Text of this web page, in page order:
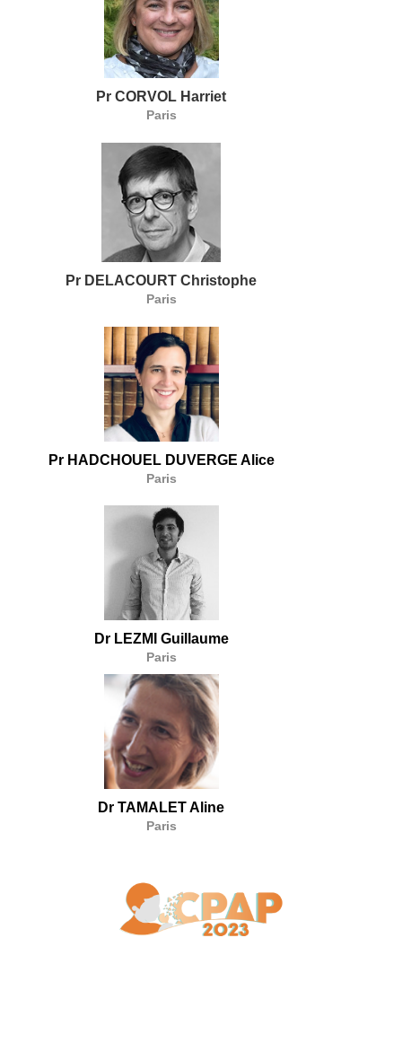
Pr CORVOL Harriet
Paris
Pr DELACOURT Christophe
Paris
Pr HADCHOUEL DUVERGE Alice
Paris
Dr LEZMI Guillaume
Paris
Dr TAMALET Aline
Paris